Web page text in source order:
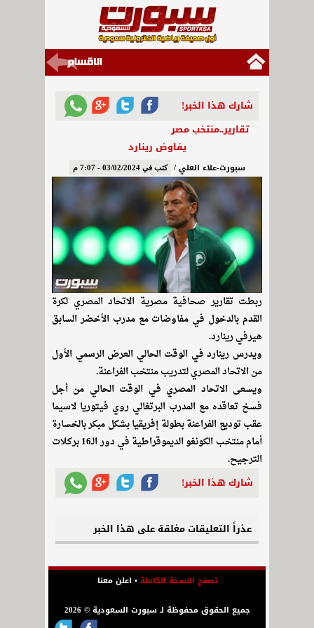
شارك هذا الخبر!
تقارير..منتخب مصر
يفاوض رينارد
سبورت-علاء العلي / كتب في 03/02/2024 - 7:07 م
ربطت تقارير صحافية مصرية الاتحاد المصري لكرة
القدم بالدخول في مفاوضات مع مدرب الأخضر السابق
هيرفي رينارد.
ويدرس رينارد في الوقت الحالي العرض الرسمي الأول
من الاتحاد المصري لتدريب منتخب الفراعنة.
ويسعى الاتحاد المصري في الوقت الحالي من أجل
فسخ تعاقده مع المدرب البرتغالي روي فيتوريا لاسيما
عقب توديع الفراعنة بطولة إفريقيا بشكل مبكر بالخسارة
أمام منتخب الكونغو الديموقراطية في دور الـ16 بركلات
الترجيح.
شارك هذا الخبر!
عذراً التعليقات مغلقة على هذا الخبر
تصفح النسخة الكاملة• اعلن معنا
جميع الحقوق محفوظة لـ سبورت السعودية © 2026